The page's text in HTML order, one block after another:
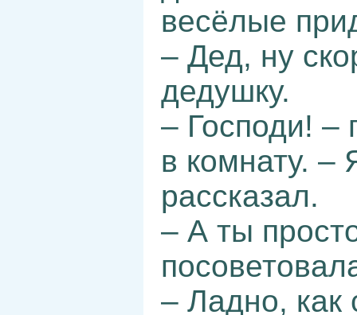
весёлые
– Дед, ну
дедушку.
– Господи! –
в комнату. –
рассказал.
– А ты
– Ладно, как